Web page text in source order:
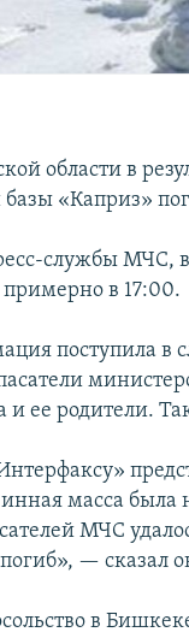
области в
«Каприз»
службы МЧС, в
в 17:00.
поступила в
и ее родители.
масса
МЧС
— сказал
в